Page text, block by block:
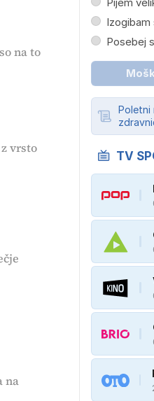
na to
vrsto
na
Pijem
Posebej
TV